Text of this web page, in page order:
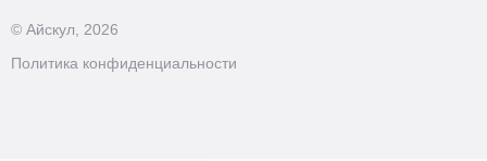
© Айскул, 2026
Политика конфиденциальности